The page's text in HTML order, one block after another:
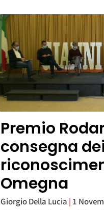
Premio
consegna dei
Omegna
Giorgio Della Lucia 1